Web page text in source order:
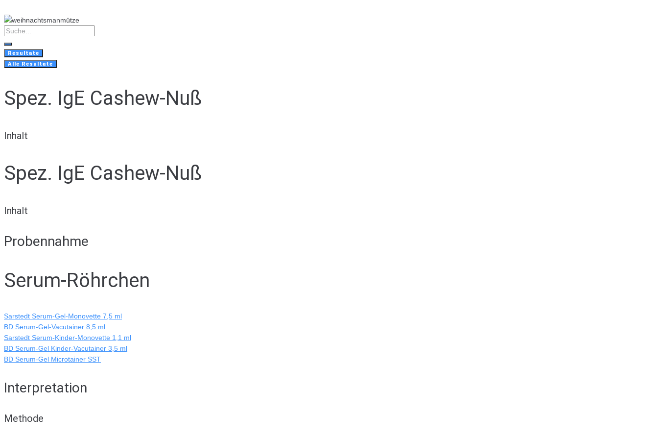
to
content
Search
...
Resultate
Alle Resultate
Spez. IgE Cashew-Nuß
Inhalt
Spez. IgE Cashew-Nuß
Inhalt
Probennahme
Serum-Röhrchen
Sarstedt Serum-Gel-Monovette 7,5 ml
BD Serum-Gel-Vacutainer 8,5 ml
Sarstedt Serum-Kinder-Monovette 1,1 ml
BD Serum-Gel Kinder-Vacutainer 3,5 ml
BD Serum-Gel Microtainer SST
Interpretation
Methode